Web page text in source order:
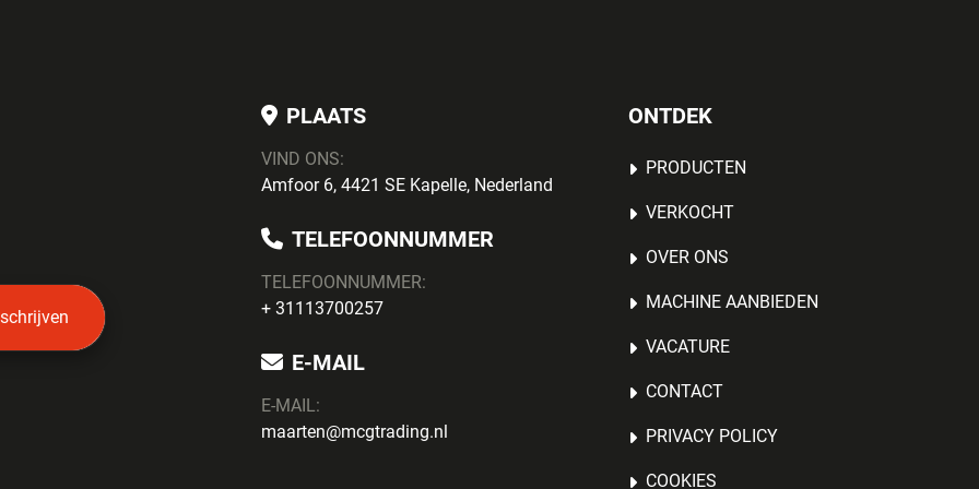
PLAATS
VIND ONS:
Amfoor 6, 4421 SE Kapelle, Nederland
TELEFOONNUMMER
TELEFOONNUMMER:
+ 31113700257
E-MAIL
E-MAIL:
maarten@mcgtrading.nl
ONTDEK
PRODUCTEN
VERKOCHT
OVER ONS
MACHINE AANBIEDEN
VACATURE
CONTACT
PRIVACY POLICY
COOKIES